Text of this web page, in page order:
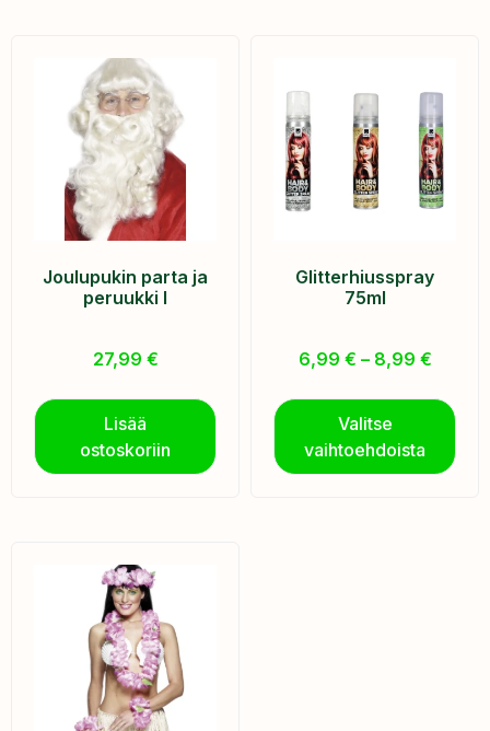
Joulupukin parta ja
peruukki I
27,99 €
Lisää
ostoskoriin
Glitterhiusspray
75ml
6,99 € – 8,99 €
Valitse
vaihtoehdoista